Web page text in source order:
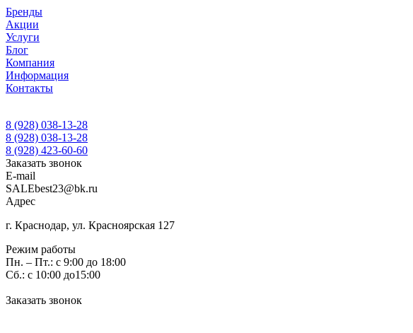
Бренды
Акции
Услуги
Блог
Компания
Информация
Контакты
8 (928) 038-13-28
8 (928) 038-13-28
8 (928) 423-60-60
Заказать звонок
E-mail
SALEbest23@bk.ru
Адрес
г. Краснодар, ул. Красноярская 127
Режим работы
Пн. – Пт.: с 9:00 до 18:00
Сб.: с 10:00 до15:00
Заказать звонок